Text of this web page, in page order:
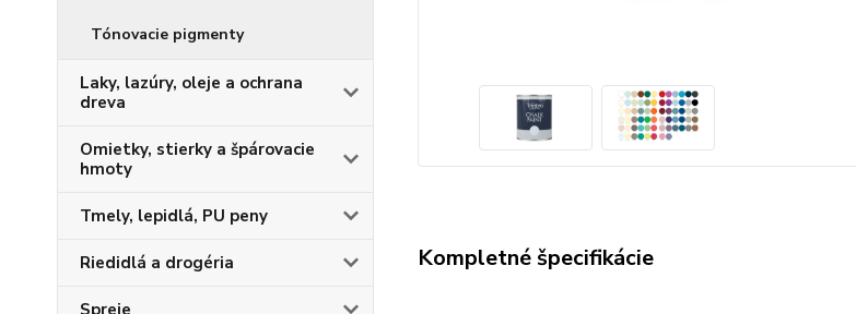
Tónovacie pigmenty
Laky, lazúry, oleje a ochrana
dreva
Omietky, stierky a špárovacie
hmoty
Tmely, lepidlá, PU peny
Riedidlá a drogéria
Spreje
Kompletné špecifikácie